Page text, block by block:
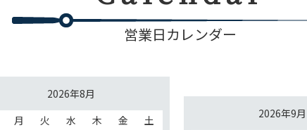
営業日カレンダー
2026年8月
月 火 水 木 金
土
2026年9月